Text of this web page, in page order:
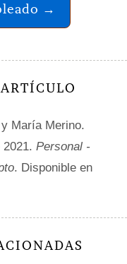
→
y María Merino.
Personal -
. Disponible en